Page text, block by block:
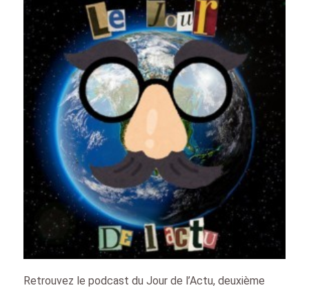
Retrouvez le podcast du Jour de l’Actu, deuxième